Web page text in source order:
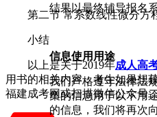
第二节 常系数线性微分方
小结
以上是关于2019年成人高
用书的相关内容，考生如果想
福建成考网或扫描微信公众号
结果以最终辅导报名
信息使用用途
我们严格遵守法律法
集的信息用于以下用
的信息，我们将再次